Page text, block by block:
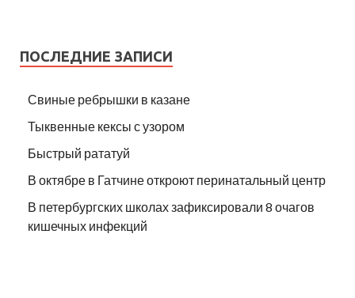
ПОСЛЕДНИЕ ЗАПИСИ
Свиные ребрышки в казане
Тыквенные кексы с узором
Быстрый рататуй
В октябре в Гатчине откроют перинатальный центр
В петербургских школах зафиксировали 8 очагов
кишечных инфекций